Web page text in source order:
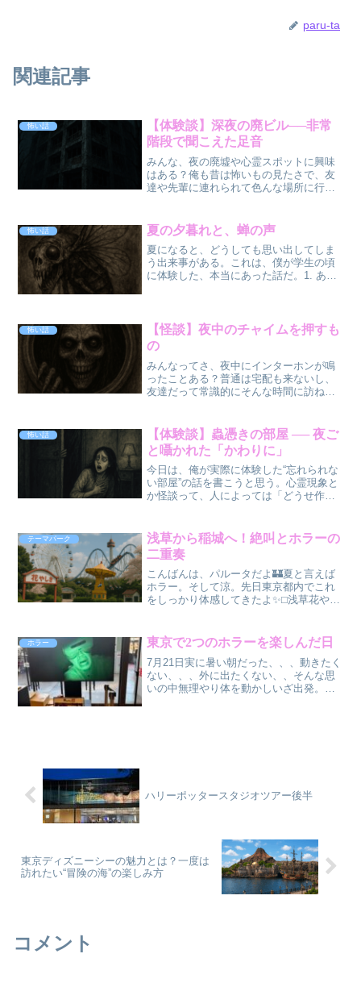
paru-ta
関連記事
怖い話
【体験談】深夜の廃ビル──非常
階段で聞こえた足音
みんな、夜の廃墟や心霊スポットに興味
はある？俺も昔は怖いもの見たさで、友
達や先輩に連れられて色んな場所に行っ
と背筋がゾッとする、あの日の出来事の
ことをここに書く。廃ビル...
怖い話 夏の夕暮れと、蝉の声
夏になると、どうしても思い出してしま
う出来事がある。これは、僕が学生の頃
に体験した、本当にあった話だ。1. あの
と蝉の声がとにかく...
怖い話
【怪談】夜中のチャイムを押すも
の
みんなってさ、夜中にインターホンが鳴
ったことある？普通は宅配も来ないし、
友達だって常識的にそんな時間に訪ねて
回は、俺が実際に体験した「夜中のチャ
イムの話」を書いていこう...
怖い話
【体験談】蟲憑きの部屋 ── 夜ご
と囁かれた「かわりに」
今日は、俺が実際に体験した“忘れられな
い部屋”の話を書こうと思う。心霊現象と
か怪談って、人によっては「どうせ作り
とかは観ても楽しめる方だし、いわゆる
怪談本とかもエンタメ...
テーマパーク
浅草から稲城へ！絶叫とホラーの
二重奏
こんばんは、パルータだよ🏰夏と言えば
ホラー。そして涼。先日東京都内でこれ
をしっかり体感してきたよ✨⬜︎浅草花やし
まで遡るんだ。◯花やしきの歴史造園師
森田六三郎って方...
ホラー 東京で2つのホラーを楽しんだ日
7月21日実に暑い朝だった、、、動きたく
ない、、、外に出たくない、、そんな思
いの中無理やり体を動かしいざ出発。そ
ハリーポッタースタジオツアー後半
東京ディズニーシーの魅力とは？一度は
訪れたい“冒険の海”の楽しみ方
コメント